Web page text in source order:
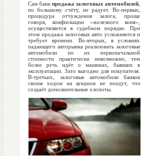
Сам банкпродажа залоговых автомобилей
по большому счёту, не радует. Во-первых,
процедура отчуждения залога, проще
говоря, конфискации «железного коня»,
осуществляется в судебном порядке. При
этом продажа залоговых авто усложняется и
требует времени. Во-вторых, в условиях
падающего авторынка реализовать залоговые
автомобили по их первоначальной
стоимости практически невозможно, тем
более речь идёт о машинах, бывших в
эксплуатации. Зато выгодно для покупателя.
В-третьих, залоговые автомобили банков
своим ходом на аукцион не поедут, что
создаёт дополнительные хлопоты.